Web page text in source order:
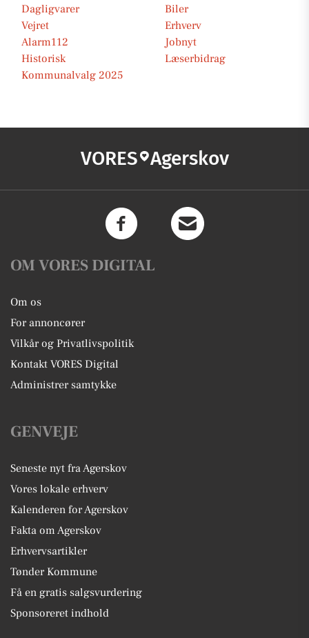
Dagligvarer
Biler
Vejret
Erhverv
Alarm112
Jobnyt
Historisk
Læserbidrag
Kommunalvalg 2025
VORES Agerskov
OM VORES DIGITAL
Om os
For annoncører
Vilkår og Privatlivspolitik
Kontakt VORES Digital
Administrer samtykke
GENVEJE
Seneste nyt fra Agerskov
Vores lokale erhverv
Kalenderen for Agerskov
Fakta om Agerskov
Erhvervsartikler
Tønder Kommune
Få en gratis salgsvurdering
Sponsoreret indhold